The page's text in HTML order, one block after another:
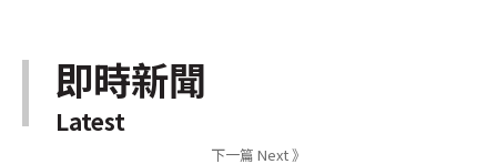
即時新聞
Latest
下一篇 Next 》